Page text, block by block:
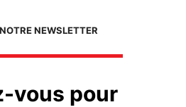
NEWSLETTER
vous pour